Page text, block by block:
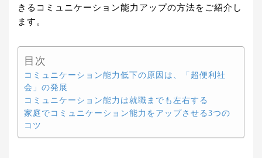
きるコミュニケーション能力アップの方法をご紹介し
ます。
目次
コミュニケーション能力低下の原因は、「超便利社
会」の発展
コミュニケーション能力は就職までも左右する
家庭でコミュニケーション能力をアップさせる3つの
コツ